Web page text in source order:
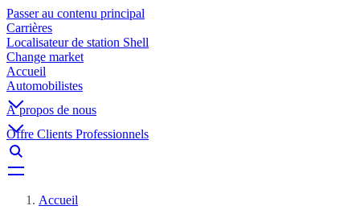
Passer au contenu principal
Carrières
Localisateur de station Shell
Change market
Accueil
Automobilistes
À propos de nous
Offre Clients Professionnels
Accueil